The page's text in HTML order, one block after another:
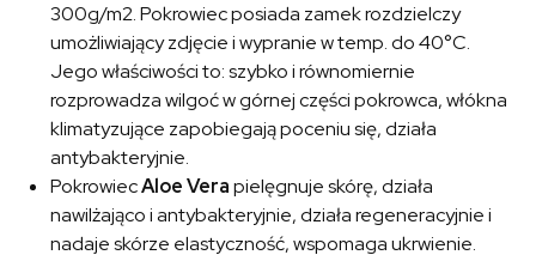
300g/m2. Pokrowiec posiada zamek rozdzielczy
umożliwiający zdjęcie i wypranie w temp. do 40°C.
Jego właściwości to: szybko i równomiernie
rozprowadza wilgoć w górnej części pokrowca, włókna
klimatyzujące zapobiegają poceniu się, działa
antybakteryjnie.
PokrowiecAloe Verapielęgnuje skórę, działa
nawilżająco i antybakteryjnie, działa regeneracyjnie i
nadaje skórze elastyczność, wspomaga ukrwienie.